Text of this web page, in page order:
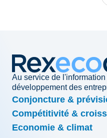
Au service de
développement des
Conjoncture &
Compétitivité &
Economie & climat